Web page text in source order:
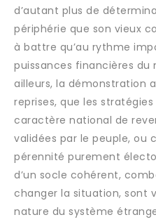
d’autant plus de
périphérie que son vieux
à battre qu’au rythme
puissances financières du
ailleurs, la démonstration
reprises, que les
caractère national de
validées par le peuple, ou
pérennité purement
d’un socle cohérent,
changer la situation, sont
nature du système